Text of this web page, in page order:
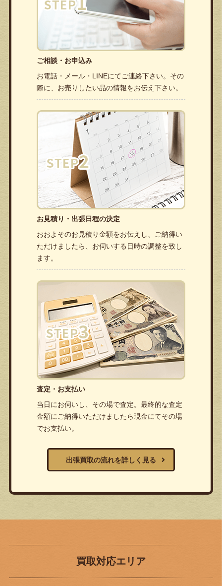
ご相談・お申込み
お電話・メール・LINEにてご連絡下さい。その
際に、お売りしたい品の情報をお伝え下さい。
お見積り・出張日程の決定
おおよそのお見積り金額をお伝えし、ご納得い
ただけましたら、お伺いする日時の調整を致し
ます。
査定・お支払い
当日にお伺いし、その場で査定。最終的な査定
金額にご納得いただけましたら現金にてその場
でお支払い。
出張買取の流れを詳しく見る
買取対応エリア